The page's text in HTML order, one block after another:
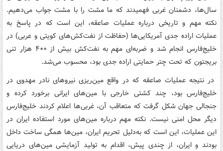
سال‌ها، دشمنان غربی فهمیدند که ما مشت را با مشت جواب می‌دهیم.
نکته مهم و تاریخی درباره عملیات صاعقه، این است که در پاسخ به
عملیات اراده جدی آمریکایی‌ها (حفاظت از نفت‌کش‌های کویتی و عربی) در
خلیج‌فارس انجام شد و ضربه‌ای مهم به نفت‌کش بیش از ۴۰۰ هزار تنی
بریجتون که تحت چتر حمایتی اراده جدی بود، محسوب می‌شد.
در نتیجه عملیات صاعقه که در واقع مین‌ریزی نیروهای نادر مهدوی در
خلیج‌فارس بود، چند کشتی خارجی با مین‌های ایرانی برخورد کرده و
جنجالی جهان شکل گرفت که متعاقب آن، غربی‌ها اعلام کردند خلیج‌فارس
دیگر محل امنی نیست. نکته مهم درباره مین‌های مورد استفاده ایران در
این عملیات، این است که به‌دلیل تحریم ایران، مین‌ها همگی ساخت داخل
بودند و ایران، از چندی پیش، اقدام به تولید آزمایشی مین‌های دریایی